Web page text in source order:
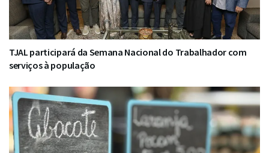
TJAL participará da Semana Nacional do Trabalhador com
serviços à população